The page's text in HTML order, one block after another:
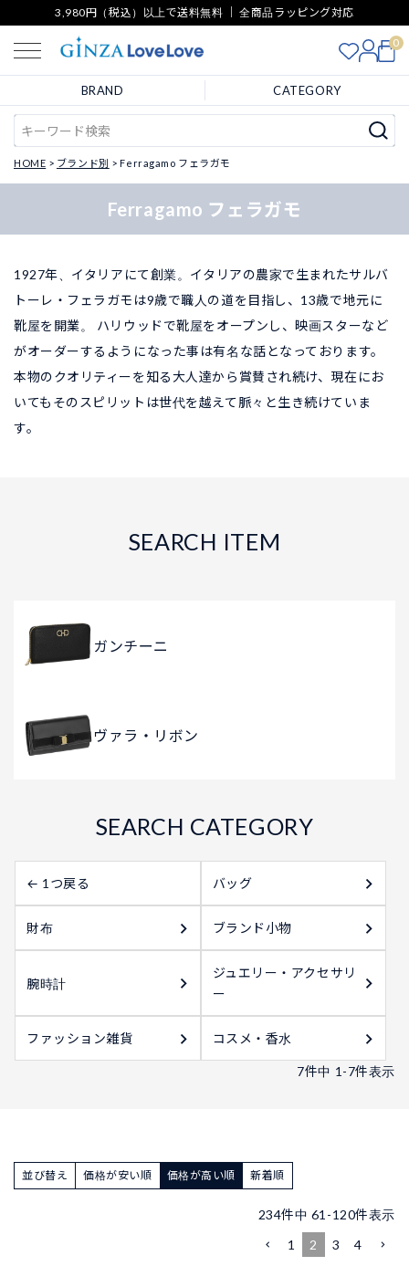
3,980円（税込）以上で送料無料 ｜ 全商品ラッピング対応
0
BRAND CATEGORY
HOME ブランド別 Ferragamo フェラガモ
Ferragamo フェラガモ
1927年、イタリアにて創業。イタリアの農家で生まれたサルバ
トーレ・フェラガモは9歳で職人の道を目指し、13歳で地元に
靴屋を開業。 ハリウッドで靴屋をオープンし、映画スターなど
がオーダーするようになった事は有名な話となっております。
本物のクオリティーを知る大人達から賞賛され続け、現在にお
いてもそのスピリットは世代を越えて脈々と生き続けていま
す。
SEARCH ITEM
ガンチーニ
ヴァラ・リボン
← 1つ戻る バッグ
財布 ブランド小物
腕時計
ジュエリー・アクセサリ
ー
ファッション雑貨 コスメ・香水
7件中 1 -7件表示
並び替え 価格が安い順 価格が高い順 新着順
234件中 61 -120件表示
1
2 3 4